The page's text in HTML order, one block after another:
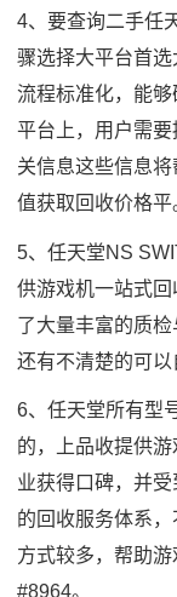
4、要查询二手任
骤选择大平台首
流程标准化，能
平台上，用户需
关信息这些信息
值获取回收价格平
5、任天堂NS
供游戏机一站式
了大量丰富的质检
还有不清楚的可以
6、任天堂所有型
的，上品收提供
业获得口碑，并
的回收服务体系
方式较多，帮助
#8964。